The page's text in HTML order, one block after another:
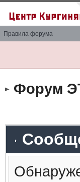
Правила форума
Форум